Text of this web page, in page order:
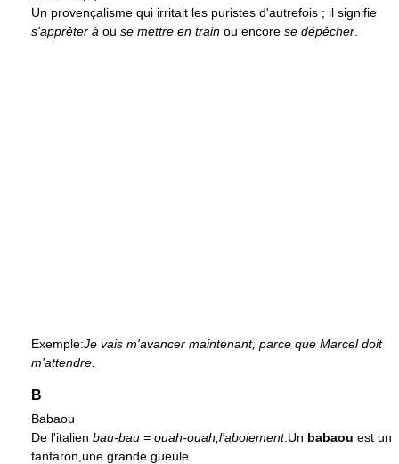
Un provençalisme qui irritait les puristes d'autrefois ; il signifie
s'apprêter à ou se mettre en train ou encore se dépêcher
Exemple:Je vais m'avancer maintenant, parce que Marcel doit
m'attendre.
B
Babaou
De l'italien bau-bau = ouah-ouah,l'aboiement.Un babaou est un
fanfaron,une grande gueule.